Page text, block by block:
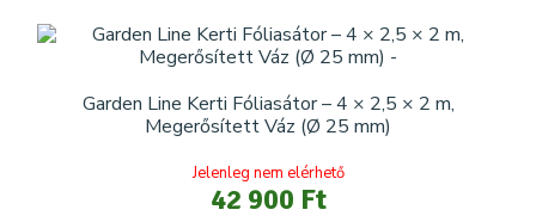
Garden Line Kerti Fóliasátor – 4 × 2,5 × 2 m,
Megerősített Váz (Ø 25 mm)
Jelenleg nem elérhető
42 900 Ft